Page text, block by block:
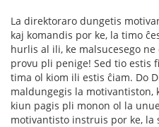
La direktoraro dungetis
kaj komandis por ke, la timo
hurlis al ili, ke malsucesego
provu pli penige! Sed tio estis
tima ol kiom ili estis ĉiam. Do
maldungegis la
kiun pagis pli monon ol la
motivantisto instruis por ke, la